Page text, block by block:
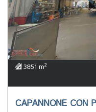
3851 m2
CAPANNONE CON